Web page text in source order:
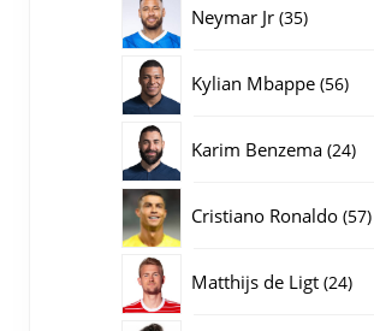
Neymar Jr 3535
Kylian Mbappe 5656
Karim Benzema 2424
Cristiano Ronaldo 5757
Matthijs de Ligt 2424